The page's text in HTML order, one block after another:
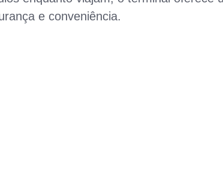
e conveniência.